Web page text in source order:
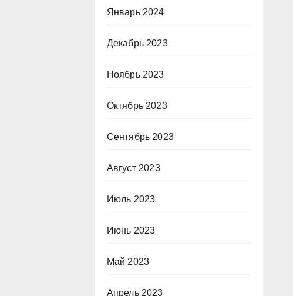
Январь 2024
Декабрь 2023
Ноябрь 2023
Октябрь 2023
Сентябрь 2023
Август 2023
Июль 2023
Июнь 2023
Май 2023
Апрель 2023